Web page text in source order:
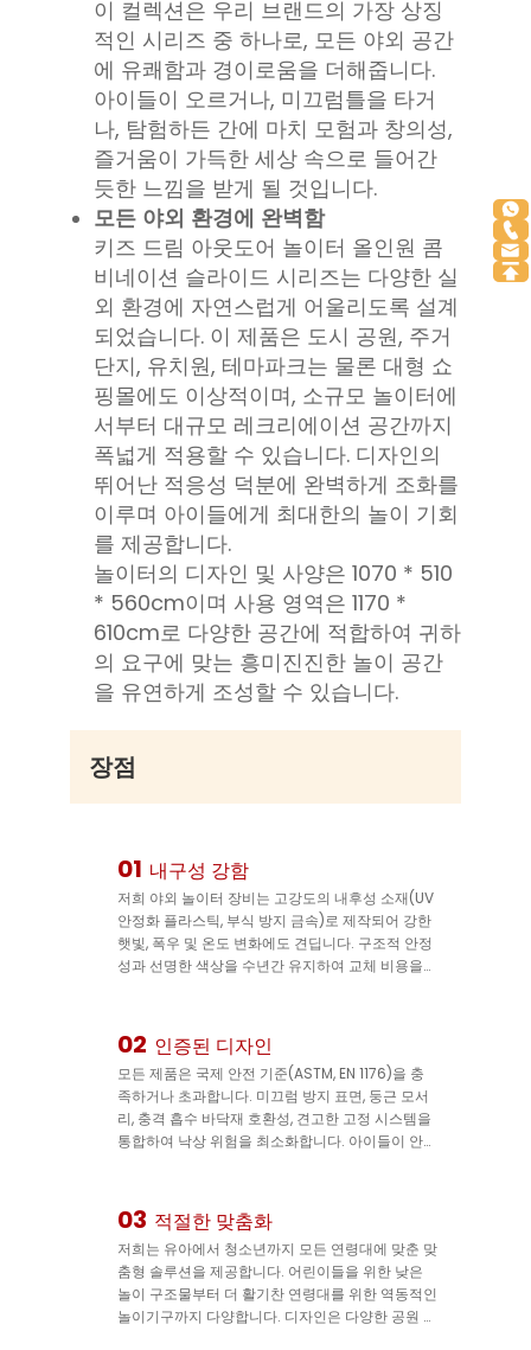
이 컬렉션은 우리 브랜드의 가장 상징
적인 시리즈 중 하나로, 모든 야외 공간
에 유쾌함과 경이로움을 더해줍니다.
아이들이 오르거나, 미끄럼틀을 타거
나, 탐험하든 간에 마치 모험과 창의성,
즐거움이 가득한 세상 속으로 들어간
듯한 느낌을 받게 될 것입니다.
모든 야외 환경에 완벽함
키즈 드림 아웃도어 놀이터 올인원 콤
비네이션 슬라이드 시리즈는 다양한 실
외 환경에 자연스럽게 어울리도록 설계
되었습니다. 이 제품은 도시 공원, 주거
단지, 유치원, 테마파크는 물론 대형 쇼
핑몰에도 이상적이며, 소규모 놀이터에
서부터 대규모 레크리에이션 공간까지
폭넓게 적용할 수 있습니다. 디자인의
뛰어난 적응성 덕분에 완벽하게 조화를
이루며 아이들에게 최대한의 놀이 기회
를 제공합니다.
놀이터의 디자인 및 사양은 1070 * 510
* 560cm이며 사용 영역은 1170 *
610cm로 다양한 공간에 적합하여 귀하
의 요구에 맞는 흥미진진한 놀이 공간
을 유연하게 조성할 수 있습니다.
장점
01 내구성 강함
저희 야외 놀이터 장비는 고강도의 내후성 소재(UV
안정화 플라스틱, 부식 방지 금속)로 제작되어 강한
햇빛, 폭우 및 온도 변화에도 견딥니다. 구조적 안정
성과 선명한 색상을 수년간 유지하여 교체 비용을
02 인증된 디자인
모든 제품은 국제 안전 기준(ASTM, EN 1176)을 충
족하거나 초과합니다. 미끄럼 방지 표면, 둥근 모서
리, 충격 흡수 바닥재 호환성, 견고한 고정 시스템을
통합하여 낙상 위험을 최소화합니다. 아이들이 안전
03 적절한 맞춤화
저희는 유아에서 청소년까지 모든 연령대에 맞춘 맞
춤형 솔루션을 제공합니다. 어린이들을 위한 낮은
놀이 구조물부터 더 활기찬 연령대를 위한 역동적인
놀이기구까지 다양합니다. 디자인은 다양한 공원 크